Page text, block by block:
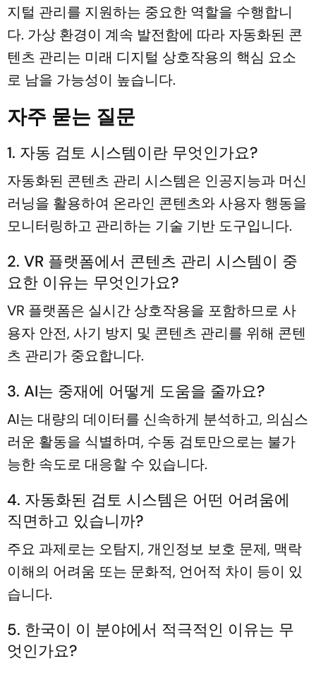
지털 관리를 지원하는 중요한 역할을 수행합니
다. 가상 환경이 계속 발전함에 따라 자동화된 콘
텐츠 관리는 미래 디지털 상호작용의 핵심 요소
로 남을 가능성이 높습니다.
자주 묻는 질문
1. 자동 검토 시스템이란 무엇인가요?
자동화된 콘텐츠 관리 시스템은 인공지능과 머신
러닝을 활용하여 온라인 콘텐츠와 사용자 행동을
모니터링하고 관리하는 기술 기반 도구입니다.
2. VR 플랫폼에서 콘텐츠 관리 시스템이 중
요한 이유는 무엇인가요?
VR 플랫폼은 실시간 상호작용을 포함하므로 사
용자 안전, 사기 방지 및 콘텐츠 관리를 위해 콘텐
츠 관리가 중요합니다.
3. AI는 중재에 어떻게 도움을 줄까요?
AI는 대량의 데이터를 신속하게 분석하고, 의심스
러운 활동을 식별하며, 수동 검토만으로는 불가
능한 속도로 대응할 수 있습니다.
4. 자동화된 검토 시스템은 어떤 어려움에
직면하고 있습니까?
주요 과제로는 오탐지, 개인정보 보호 문제, 맥락
이해의 어려움 또는 문화적, 언어적 차이 등이 있
습니다.
5. 한국이 이 분야에서 적극적인 이유는 무
엇인가요?